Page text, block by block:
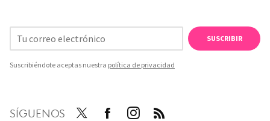
SUSCRIBIR
Suscribiéndote aceptas nuestra política de privacidad
SÍGUENOS